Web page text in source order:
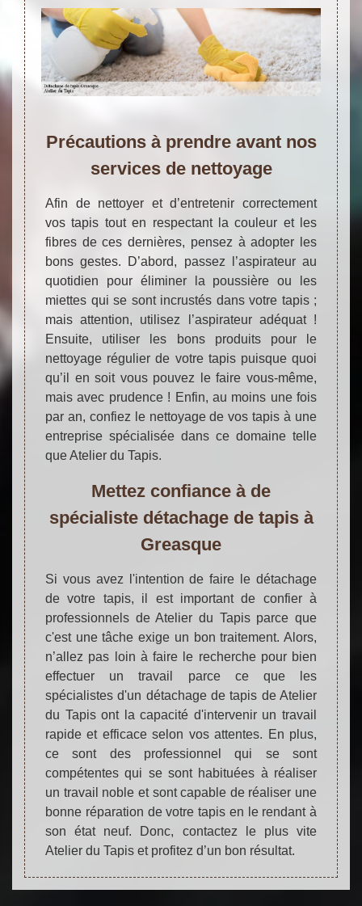
Précautions à prendre avant nos
services de nettoyage
Afin de nettoyer et d’entretenir correctement
vos tapis tout en respectant la couleur et les
fibres de ces dernières, pensez à adopter les
bons gestes. D’abord, passez l’aspirateur au
quotidien pour éliminer la poussière ou les
miettes qui se sont incrustés dans votre tapis ;
mais attention, utilisez l’aspirateur adéquat !
Ensuite, utiliser les bons produits pour le
nettoyage régulier de votre tapis puisque quoi
qu’il en soit vous pouvez le faire vous-même,
mais avec prudence ! Enfin, au moins une fois
par an, confiez le nettoyage de vos tapis à une
entreprise spécialisée dans ce domaine telle
que Atelier du Tapis.
Mettez confiance à de
spécialiste détachage de tapis à
Greasque
Si vous avez l'intention de faire le détachage
de votre tapis, il est important de confier à
professionnels de Atelier du Tapis parce que
c'est une tâche exige un bon traitement. Alors,
n’allez pas loin à faire le recherche pour bien
effectuer un travail parce ce que les
spécialistes d'un détachage de tapis de Atelier
du Tapis ont la capacité d'intervenir un travail
rapide et efficace selon vos attentes. En plus,
ce sont des professionnel qui se sont
compétentes qui se sont habituées à réaliser
un travail noble et sont capable de réaliser une
bonne réparation de votre tapis en le rendant à
son état neuf. Donc, contactez le plus vite
Atelier du Tapis et profitez d’un bon résultat.